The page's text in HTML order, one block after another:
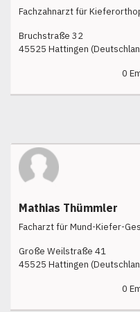
Fachzahnarzt für
Bruchstraße 32
45525 Hattingen
0
Mathias Thümmler
Facharzt für Mund-Kiefer-
Große Weilstraße 41
45525 Hattingen
0